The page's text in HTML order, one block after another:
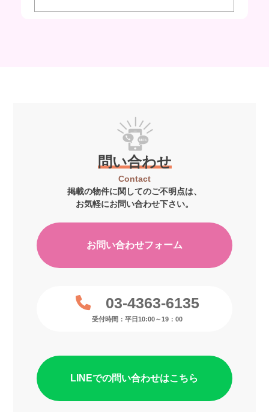
問い合わせ
Contact
掲載の物件に関してのご不明点は、
お気軽にお問い合わせ下さい。
お問い合わせフォーム
03-4363-6135
受付時間：平日10:00～19：00
LINEでの問い合わせはこちら